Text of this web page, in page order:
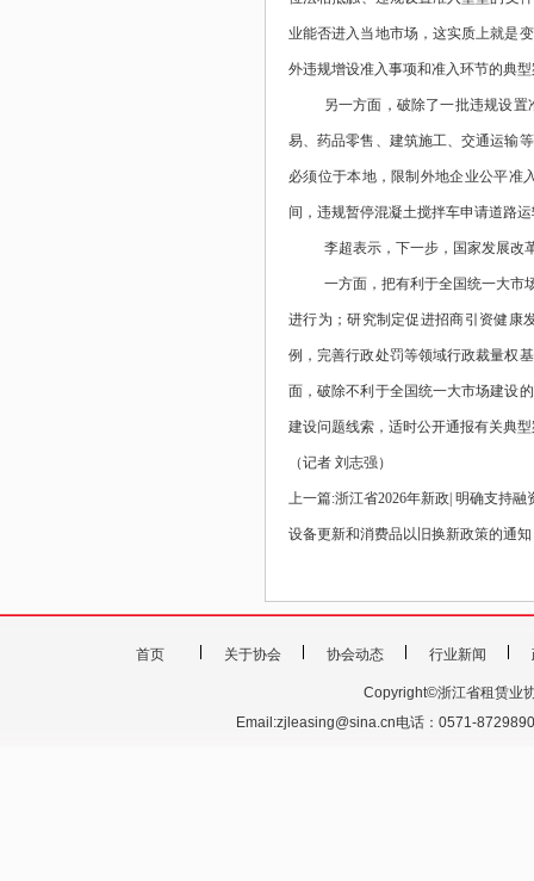
业能否进入当地市场，这实质上就是
外违规增设准入事项和准入环节的典
另一方面，破除了一批违规设
易、药品零售、建筑施工、交通运输
必须位于本地，限制外地企业公平准
间，违规暂停混凝土搅拌车申请道路
李超表示，下一步，国家发展改
一方面，把有利于全国统一大市
进行为；研究制定促进招商引资健康
例，完善行政处罚等领域行政裁量权
面，破除不利于全国统一大市场建设
建设问题线索，适时公开通报有关典
（记者 刘志强）
上一篇:浙江省2026年新政| 明确支持
设备更新和消费品以旧换新政策的通知
首页 关于协会 协会动态 行业新闻
Copyright©浙江省租赁业
Email:zjleasing@sina.cn电话：0571-